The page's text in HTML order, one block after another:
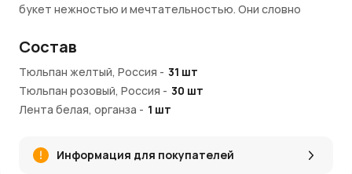
букет нежностью и мечтательностью. Они словно
наполнен свежестью, а сердце — радостью. Этот букет
несет в себе свет, гармонию и ощущение настоящего
весеннего чуда.
Преимущества букета
мягкость и романтичность.
Состав
Тюльпан желтый, Россия - 31 шт
Тюльпан розовый, Россия - 30 шт
Лента белая, органза - 1 шт
Информация для покупателей